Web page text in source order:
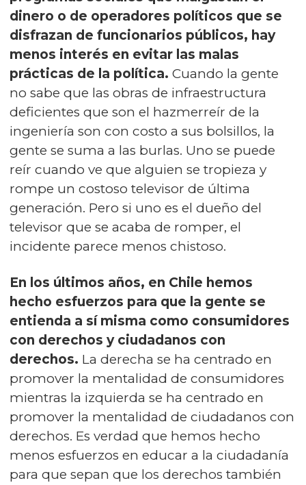
dinero o de operadores políticos que se
disfrazan de funcionarios públicos, hay
menos interés en evitar las malas
prácticas de la política. Cuando la gente
no sabe que las obras de infraestructura
deficientes que son el hazmerreír de la
ingeniería son con costo a sus bolsillos, la
gente se suma a las burlas. Uno se puede
reír cuando ve que alguien se tropieza y
rompe un costoso televisor de última
generación. Pero si uno es el dueño del
televisor que se acaba de romper, el
incidente parece menos chistoso.
En los últimos años, en Chile hemos
hecho esfuerzos para que la gente se
entienda a sí misma como consumidores
con derechos y ciudadanos con
derechos. La derecha se ha centrado en
promover la mentalidad de consumidores
mientras la izquierda se ha centrado en
promover la mentalidad de ciudadanos con
derechos. Es verdad que hemos hecho
menos esfuerzos en educar a la ciudadanía
para que sepan que los derechos también